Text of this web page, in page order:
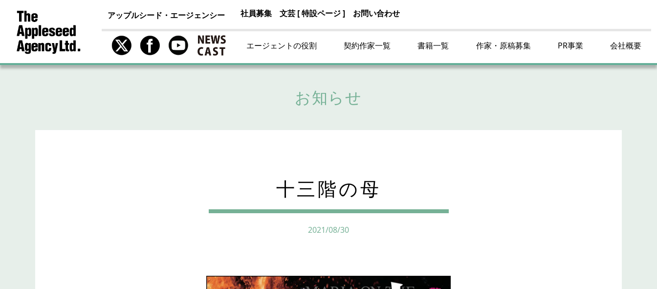
アップルシード・エージェンシー 社員募集 文芸 [ 特設ページ ] お問い合わせ
エージェントの役割 契約作家一覧 書籍一覧 作家・原稿募集 PR事業 会社概要
お知らせ
十三階の母
2021/08/30